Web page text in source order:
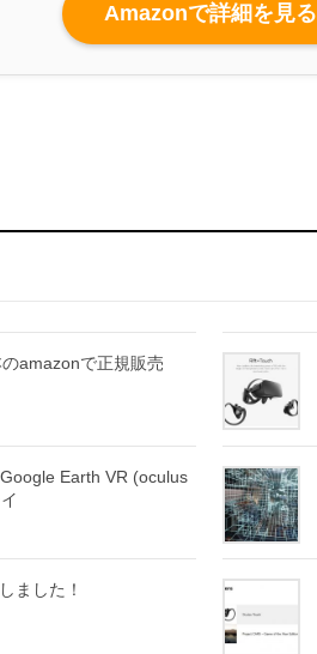
Amazonで詳細を見る
amazonで正規販売
Earth VR (oculus
ました！